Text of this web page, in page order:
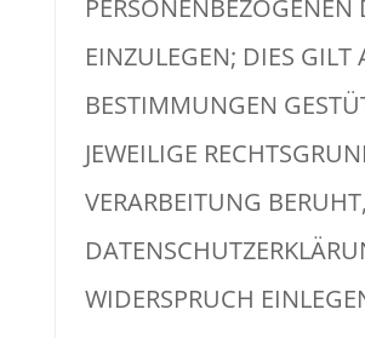
EINZULEGEN; DIES GILT
BESTIMMUNGEN
JEWEILIGE
VERARBEITUNG
WIDERSPRUCH